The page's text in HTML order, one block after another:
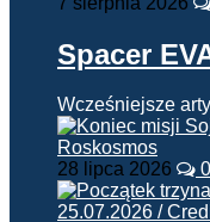
Spacer
Wcześniejsze
28 lipca 2026 0